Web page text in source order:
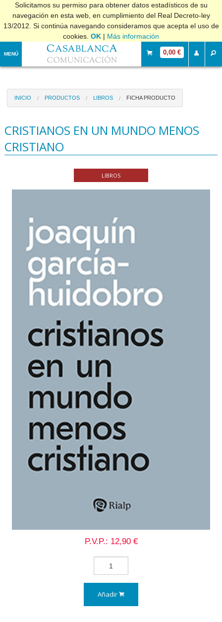
Solicitamos su permiso para obtener datos estadísticos de su
navegación en esta web, en cumplimiento del Real Decreto-ley
13/2012. Si continúa navegando consideramos que acepta el uso de
cookies. OK | Más información
MENÚ 0,00 €
INICIO PRODUCTOS LIBROS FICHA PRODUCTO
CRISTIANOS EN UN MUNDO MENOS
CRISTIANO
LIBROS
P.V.P.: 12,90 €
Añadir